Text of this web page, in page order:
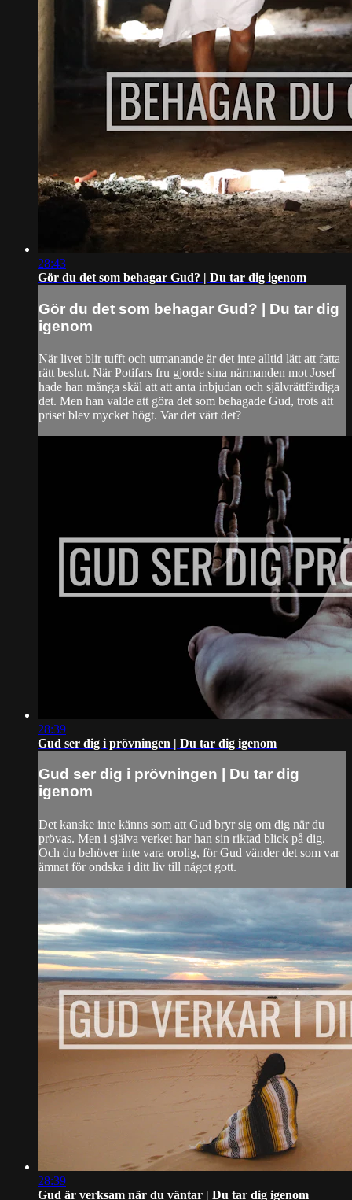
28:43
Gör du det som behagar Gud? | Du tar dig igenom
Gör du det som behagar Gud? | Du tar dig
igenom
När livet blir tufft och utmanande är det inte alltid lätt att fatta
rätt beslut. När Potifars fru gjorde sina närmanden mot Josef
hade han många skäl att att anta inbjudan och självrättfärdiga
det. Men han valde att göra det som behagade Gud, trots att
priset blev mycket högt. Var det värt det?
28:39
Gud ser dig i prövningen | Du tar dig igenom
Gud ser dig i prövningen | Du tar dig
igenom
Det kanske inte känns som att Gud bryr sig om dig när du
prövas. Men i själva verket har han sin riktad blick på dig.
Och du behöver inte vara orolig, för Gud vänder det som var
ämnat för ondska i ditt liv till något gott.
28:39
Gud är verksam när du väntar | Du tar dig igenom